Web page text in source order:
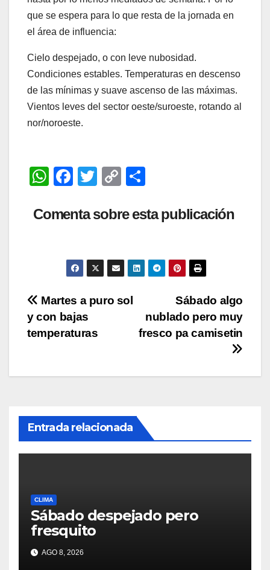
que se espera para lo que resta de la jornada en
el área de influencia:
Cielo despejado, o con leve nubosidad.
Condiciones estables. Temperaturas en descenso
de las mínimas y suave ascenso de las máximas.
Vientos leves del sector oeste/suroeste, rotando al
nor/noroeste.
W
at
p
F
c
b
o
k
T
tt
C
p
Li
n
m
ar
tir
Comenta sobre esta publicación
Navegación
de
Sábado algo
nublado pero muy
fresco pa camisetin
Martes a puro sol
y con bajas
temperaturas
Entrada relacionada
CLIMA
Sábado despejado pero
fresquito
AGO 8, 2026